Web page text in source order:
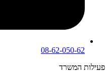
08-62-050-62
פעילות המשרד